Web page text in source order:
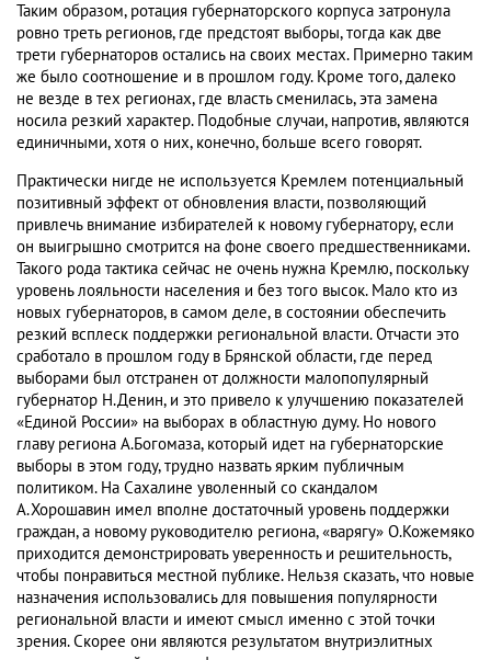
Таким образом, ротация губернаторского корпуса затронула
ровно треть регионов, где предстоят выборы, тогда как две
трети губернаторов остались на своих местах. Примерно таким
же было соотношение и в прошлом году. Кроме того, далеко
не везде в тех регионах, где власть сменилась, эта замена
носила резкий характер. Подобные случаи, напротив, являются
единичными, хотя о них, конечно, больше всего говорят.
Практически нигде не используется Кремлем потенциальный
позитивный эффект от обновления власти, позволяющий
привлечь внимание избирателей к новому губернатору, если
он выигрышно смотрится на фоне своего предшественниками.
Такого рода тактика сейчас не очень нужна Кремлю, поскольку
уровень лояльности населения и без того высок. Мало кто из
новых губернаторов, в самом деле, в состоянии обеспечить
резкий всплеск поддержки региональной власти. Отчасти это
сработало в прошлом году в Брянской области, где перед
выборами был отстранен от должности малопопулярный
губернатор Н.Денин, и это привело к улучшению показателей
«Единой России» на выборах в областную думу. Но нового
главу региона А.Богомаза, который идет на губернаторские
выборы в этом году, трудно назвать ярким публичным
политиком. На Сахалине уволенный со скандалом
А.Хорошавин имел вполне достаточный уровень поддержки
граждан, а новому руководителю региона, «варягу» О.Кожемяко
приходится демонстрировать уверенность и решительность,
чтобы понравиться местной публике. Нельзя сказать, что новые
назначения использовались для повышения популярности
региональной власти и имеют смысл именно с этой точки
зрения. Скорее они являются результатом внутриэлитных